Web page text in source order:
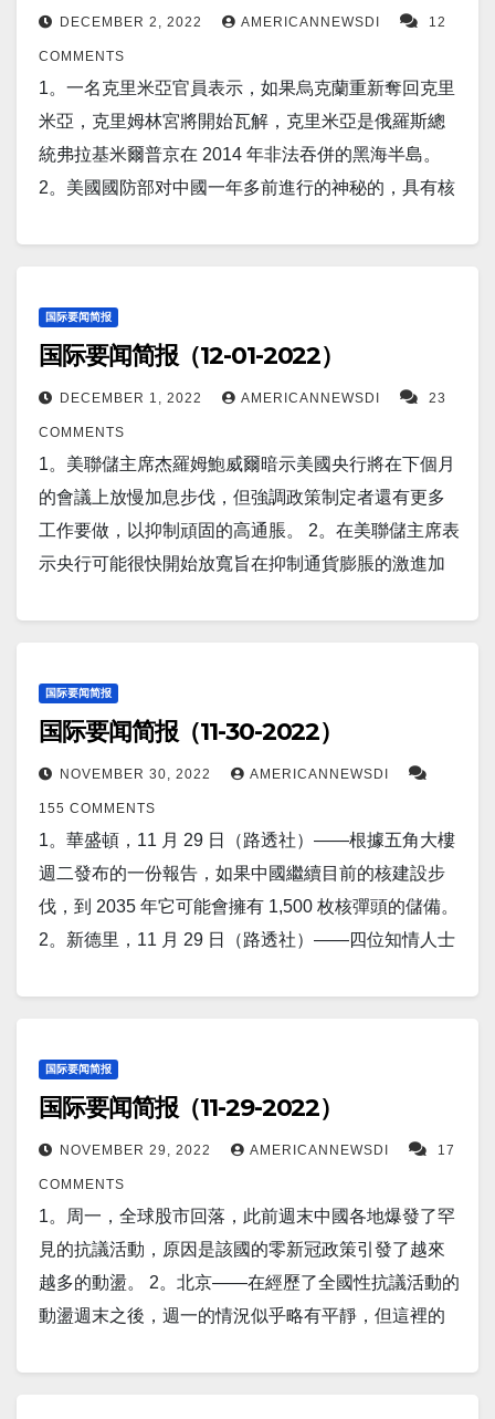
DECEMBER 2, 2022 AMERICANNEWSDI 12
COMMENTS
1。一名克里米亞官員表示，如果烏克蘭重新奪回克里
米亞，克里姆林宮將開始瓦解，克里米亞是俄羅斯總
統弗拉基米爾普京在 2014 年非法吞併的黑海半島。
2。美國國防部对中國一年多前進行的神秘的，具有核
項技術可以在短短幾十年內實現。 4。俄羅斯表示將在
2023年重點建設核武器基礎設施。 5。12 月 1 日（路
透社）- 烏克蘭軍方表示，俄羅斯軍隊試圖在烏克蘭東
砲，因為西方盟友試圖支持烏克蘭及其鄰國反對莫斯
科。 6。澤倫斯基總統週三表示，烏克蘭正在準備對俄
羅斯軍隊採取“強有力的反制措施”，併計劃“新的解決方
案”來應對對烏克蘭基礎設施的持續攻擊。 7。東京，
周四表示，日本已告知中國和俄羅斯，它對兩國在日
8。在美国緬因州北部 4.5 億年前的火山岩中發現價值
數十億美元的大量稀土元素。 9。莫斯科（路透社）
蘭衝突中使用新的先進武器系統。謝爾蓋紹伊古在國
防部高級將領會議上說：“有必要繼續現代化和創建有
前途的系統，並隨後在特殊軍事行動中使用它們。”
10。華盛頓（美聯社）——拜登政府週四對朝鮮執政
黨中央委員會的三名成員實施制裁，因為他們參與了
該國的彈道導彈計劃。 11。經過多次延誤和不止一次
和評估部隊）將是第 23 戰鬥機航空團（Istrebitelnyi
Aviatsionnyi Polk，IAP），基地位於 Komsomolsk 附
近的 Dzyomgi -俄羅斯遠東地區的阿穆爾河畔。 12。
密歇根大學和印第安納大學的研究人員發現了癌症的
弱點。 他們發現，腫瘤細胞使其不受控制地生長的方
式也是一種可以用來治療癌症的弱點。他們的機器學
習算法可以識別只有腫瘤細胞使用的備用基因，從而
使藥物能夠精確地靶向癌症。 13。报道称，在足球世
国际要闻简报
国际要闻简报（12-01-2022）
DECEMBER 1, 2022 AMERICANNEWSDI 23
COMMENTS
1。美聯儲主席杰羅姆鮑威爾暗示美國央行將在下個月
的會議上放慢加息步伐，但強調政策制定者還有更多
工作要做，以抑制頑固的高通脹。 2。在美聯儲主席表
示央行可能很快開始放寬旨在抑制通貨膨脹的激進加
局稱，下午 4 點 45 分左右，在阿爾伯塔省北部里諾市
外約 29 公里處感受到了第一次5.2 級地震。 4。报道
称，在兩架中國戰機和六架俄羅斯戰機週三進入韩国
11 月 30 日（路透社）——由於全球需求放緩和美元
走強導致出口下降，美國 10 月份商品貿易逆差大幅擴
大。美國商務部周三表示，上個月商品貿易逆差飆
升 7.7% 至 990 億美元。 商品出口下
透社）——在 1989 年天安門事件後領導中國經濟快速
年 96 歲。 7。布加勒斯特，11 月 30 日（路透社）
——美國國務卿安東尼·布林肯 (Antony Blinken) 表
俄羅斯的合作感到擔憂，並於週三討論了應對北京提
出的挑戰的具體方法。 8。美國銀行表示，預計美國經
濟衰退將席捲市場，並可能導致明年股市暴跌 24%。
9。上海/北京，11 月 30 日（路透社）——中國大城市
廣州和重慶週三宣布放鬆對 COVID 的限制，此前一
天，廣州南部的示威者在針對世界上最嚴格的冠狀病
国际要闻简报
国际要闻简报（11-30-2022）
NOVEMBER 30, 2022 AMERICANNEWSDI
155 COMMENTS
1。華盛頓，11 月 29 日（路透社）——根據五角大樓
週二發布的一份報告，如果中國繼續目前的核建設步
伐，到 2035 年它可能會擁有 1,500 枚核彈頭的儲備。
2。新德里，11 月 29 日（路透社）——四位知情人士
約秘書長延斯·斯托爾滕貝格週二表示，接納烏克蘭加
入安全聯盟的“大門是敞開的”，而且該國总有一天會成
為其成員。 4。華盛頓，11 月 29 日（路透社）——美
宮發表的聯合聲明中表示，明年將共同主辦第二次“民
主峰會”。 5。印度奧利（美聯社）——週二，印度和
美國軍隊在印度與中國有爭議的邊界附近的寒冷山區
參加了高海拔訓練演習，此時兩國都在努力應對與北
抗議政府嚴格的“零COVID”戰略，全球市場感到不
国际要闻简报
国际要闻简报（11-29-2022）
NOVEMBER 29, 2022 AMERICANNEWSDI 17
COMMENTS
1。周一，全球股市回落，此前週末中國各地爆發了罕
見的抗議活動，原因是該國的零新冠政策引發了越來
越多的動盪。 2。北京——在經歷了全國性抗議活動的
動盪週末之後，週一的情況似乎略有平靜，但這裡的